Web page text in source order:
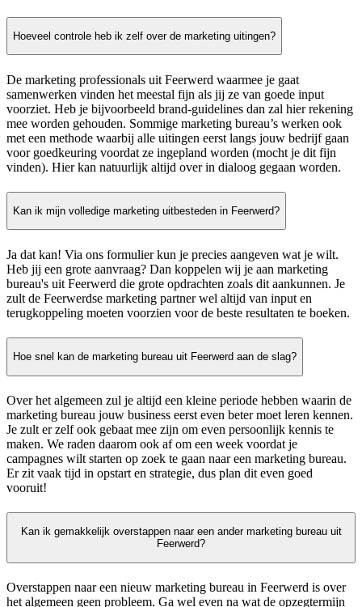
Hoeveel controle heb ik zelf over de marketing uitingen?
De marketing professionals uit Feerwerd waarmee je gaat
samenwerken vinden het meestal fijn als jij ze van goede input
voorziet. Heb je bijvoorbeeld brand-guidelines dan zal hier rekening
mee worden gehouden. Sommige marketing bureau’s werken ook
met een methode waarbij alle uitingen eerst langs jouw bedrijf gaan
voor goedkeuring voordat ze ingepland worden (mocht je dit fijn
vinden). Hier kan natuurlijk altijd over in dialoog gegaan worden.
Kan ik mijn volledige marketing uitbesteden in Feerwerd?
Ja dat kan! Via ons formulier kun je precies aangeven wat je wilt.
Heb jij een grote aanvraag? Dan koppelen wij je aan marketing
bureau's uit Feerwerd die grote opdrachten zoals dit aankunnen. Je
zult de Feerwerdse marketing partner wel altijd van input en
terugkoppeling moeten voorzien voor de beste resultaten te boeken.
Hoe snel kan de marketing bureau uit Feerwerd aan de slag?
Over het algemeen zul je altijd een kleine periode hebben waarin de
marketing bureau jouw business eerst even beter moet leren kennen.
Je zult er zelf ook gebaat mee zijn om even persoonlijk kennis te
maken. We raden daarom ook af om een week voordat je
campagnes wilt starten op zoek te gaan naar een marketing bureau.
Er zit vaak tijd in opstart en strategie, dus plan dit even goed
vooruit!
Kan ik gemakkelijk overstappen naar een ander marketing bureau uit
Feerwerd?
Overstappen naar een nieuw marketing bureau in Feerwerd is over
het algemeen geen probleem. Ga wel even na wat de opzegtermijn